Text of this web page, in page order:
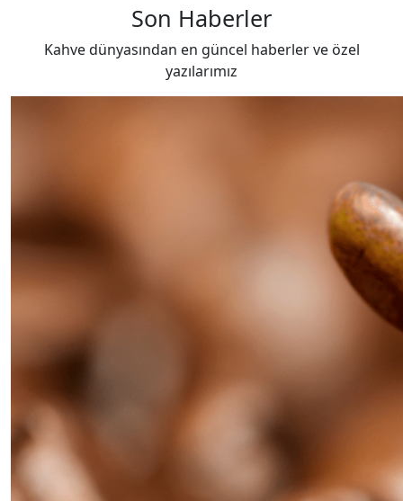
Son Haberler
Kahve dünyasından en güncel haberler ve özel
yazılarımız